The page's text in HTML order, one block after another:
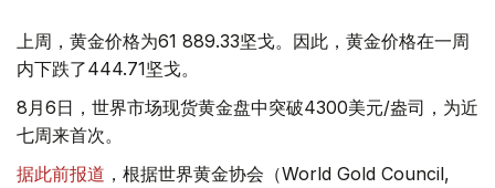
上周，黄金价格为61 889.33坚戈。因此，黄金价格在一周
内下跌了444.71坚戈。
8月6日，世界市场现货黄金盘中突破4300美元/盎司，为近
七周来首次。
据此前报道 ，根据世界黄金协会（World Gold Council,